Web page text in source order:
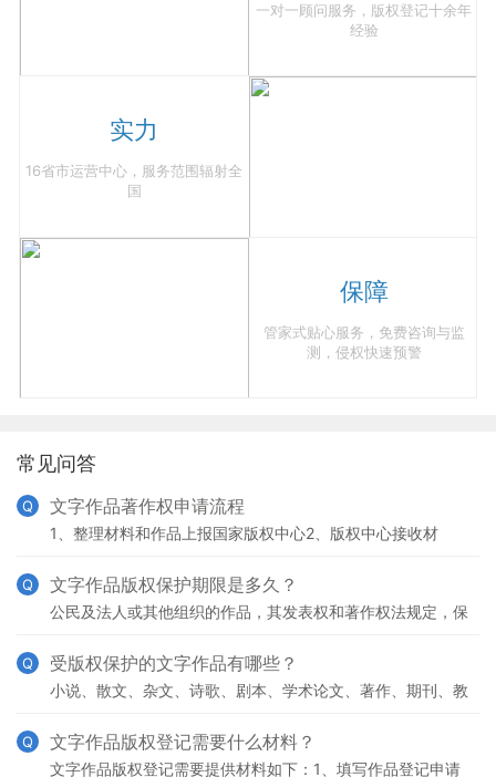
一对一顾问服务，版权登记十余年
经验
实力
16省市运营中心，服务范围辐射全
国
保障
管家式贴心服务，免费咨询与监
测，侵权快速预警
常见问答
文字作品著作权申请流程
1、整理材料和作品上报国家版权中心2、版权中心接收材
需要及时补正4、审核通过，公告下发《著作权登记证书》
Q
文字作品版权保护期限是多久？
公民及法人或其他组织的作品，其发表权和著作权法规定，保
年的12月31日；如果是合作作品，截止于最后死亡的作
Q
受版权保护的文字作品有哪些？
小说、散文、杂文、诗歌、剧本、学术论文、著作、期刊、教
品不属于文字作品，属于美术作品。
Q
文字作品版权登记需要什么材料？
文字作品版权登记需要提供材料如下：1、填写作品登记申请
Q